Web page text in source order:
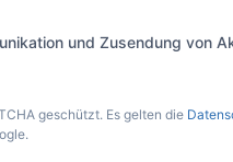
und Zusendung von
geschützt. Es gelten die